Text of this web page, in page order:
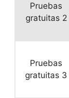
Pruebas
gratuitas 2
Pruebas
gratuitas 3